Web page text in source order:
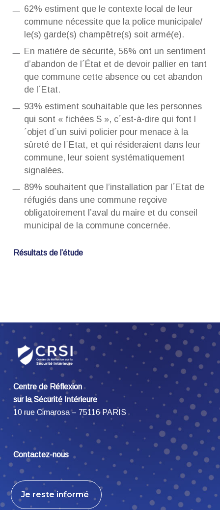
62% estiment que le contexte local de leur
commune nécessite que la police municipale/
le(s) garde(s) champêtre(s) soit armé(e).
En matière de sécurité, 56% ont un sentiment
d’abandon de l´État et de devoir pallier en tant
que commune cette absence ou cet abandon
de l´Etat.
93% estiment souhaitable que les personnes
qui sont « fichées S », c´est-à-dire qui font l
´objet d´un suivi policier pour menace à la
sûreté de l´Etat, et qui résideraient dans leur
commune, leur soient systématiquement
signalées.
89% souhaitent que l’installation par l´Etat de
réfugiés dans une commune reçoive
obligatoirement l’aval du maire et du conseil
municipal de la commune concernée.
Résultats de l’étude
Centre de Réflexion
sur la Sécurité Intérieure
10 rue Cimarosa – 75116 PARIS
Contactez-nous
Je reste informé